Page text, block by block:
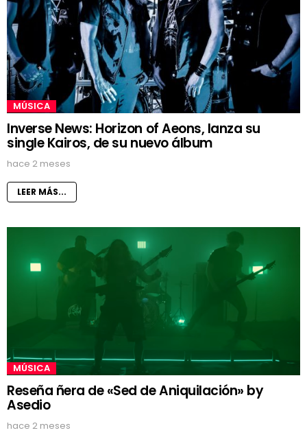
MÚSICA
Inverse News: Horizon of Aeons, lanza su
single Kairos, de su nuevo álbum
hace 2 meses
LEER MÁS...
MÚSICA
Reseña ñera de «Sed de Aniquilación» by
Asedio
hace 2 meses